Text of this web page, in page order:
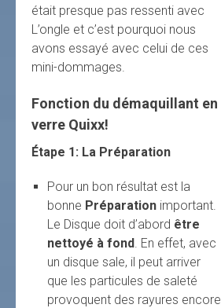
était presque pas ressenti avec
L’ongle et c’est pourquoi nous
avons essayé avec celui de ces
mini-dommages.
Fonction du démaquillant en
verre Quixx!
Étape 1: La Préparation
Pour un bon résultat est la
bonne Préparation important.
Le Disque doit d’abord être
nettoyé à fond. En effet, avec
un disque sale, il peut arriver
que les particules de saleté
provoquent des rayures encore